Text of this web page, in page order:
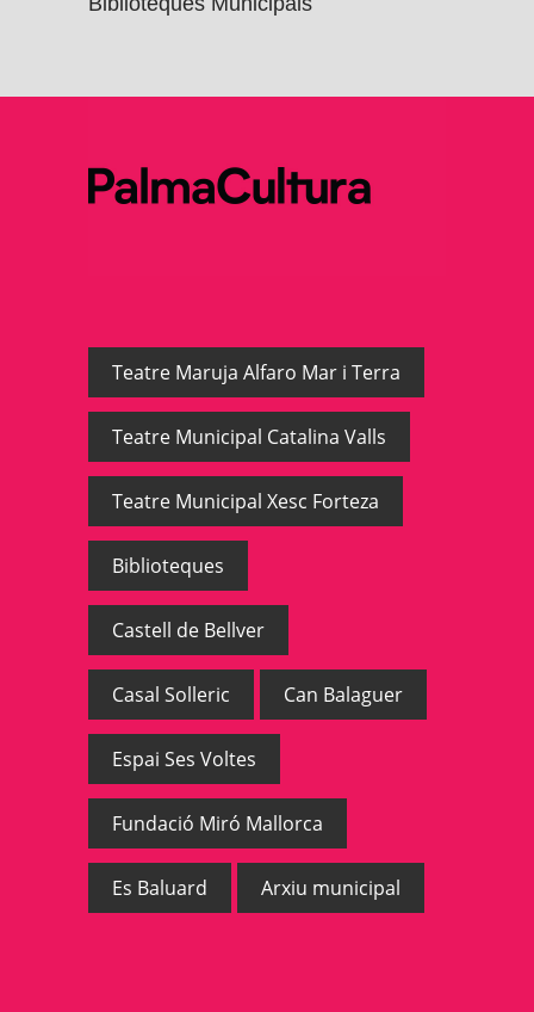
Teatre Maruja Alfaro Mar i Terra
Teatre Municipal Catalina Valls
Teatre Municipal Xesc Forteza
Biblioteques
Castell de Bellver
Casal Solleric Can Balaguer
Espai Ses Voltes
Fundació Miró Mallorca
Es Baluard Arxiu municipal